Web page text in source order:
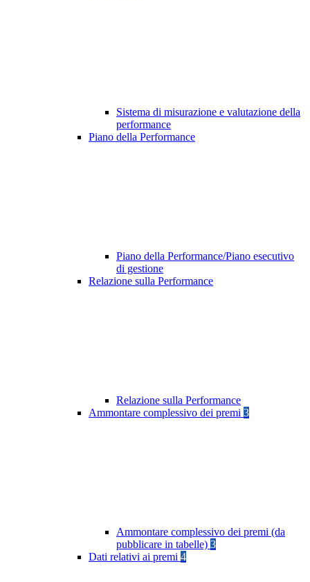
Sistema di misurazione e valutazione della
performance
Piano della Performance
Piano della Performance/Piano esecutivo
di gestione
Relazione sulla Performance
Relazione sulla Performance
Ammontare complessivo dei premi 3
Ammontare complessivo dei premi (da
pubblicare in tabelle) 3
Dati relativi ai premi 4